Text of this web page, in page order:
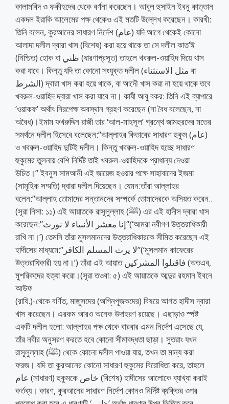
কালামবিদ ও ফকীহদের থেকে বর্ণনা করেছেন। আবুল হুসাইন ইবনু কাত্তান
একদল ইরাকি আলেমের পক্ষ থেকেও এই মতটি উল্লেখ করেছেন। কারখী:
তিনি বলেন, কুরআনের সাধারণ নির্দেশ (عام) যদি আগে থেকেই কোনো
আলাদা দলীল দ্বারা খাস (বিশেষ) করা হয়ে থাকে তা সে দলীল কাত’ঈ
(নিশ্চিত) হোক বা ظني (ধারণাপ্রসূত) তাহলে খবরুল-ওয়াহিদ দিয়ে খাস
করা যাবে। কিন্তু যদি তা কোনো সংযুক্ত দলীল (مثل الاستثناء বা
الشرط) দ্বারা খাস করা হয়ে থাকে, বা আদৌ খাস করা না হয়ে থাকে তবে
খবরুল-ওয়াহিদ দ্বারা খাস করা যাবে না। কাযী আবু বকর: তিনি এই ব্যাপারে
‘ওয়াকফ’ অর্থাৎ নিরপেক্ষ অবস্থান গ্রহণ করেছেন (না বৈধ বলেছেন, না
অবৈধ)।ইমাম ফখরুদ্দিন রাজী তার ‘আল-মাহসূল’ গ্রন্থে জামহুরদের মতের
সমর্থনে দলীল হিসেবে বলেছেন:”আল্লাহর কিতাবের সাধারণ হুকুম (عام)
ও খবরুল-ওয়াহিদ দুটিই দলীল। কিন্তু খবরুল-ওয়াহিদ হচ্ছে সাধারণ
হুকুমের তুলনায় বেশি নির্দিষ্ট তাই খবরুল-ওয়াহিদকে প্রাধান্য দেওয়া
উচিত।” ইবনুস সামআনী এই জায়েজ হওয়ার পক্ষে সাহাবাদের ইজমা
(সামূহিক সম্মতি) দ্বারা দলীল দিয়েছেন। যেমন:তাঁরা আল্লাহর
বলেন:”আল্লাহ তোমাদের সন্তানদের সম্পর্কে তোমাদেরকে অসিয়ত করেন..
(সূরা নিসা: ১১) এই আয়াতকে রাসূলুল্লাহ (ﷺ) এর এই হাদীস দ্বারা খাস
করেছেন:”إنا معشر الأنبياء لا نورث”(‘আমরা নবীগণ উত্তরাধিকারী
রাখি না।’) তেমনি তাঁরা মুসলমানদের উত্তরাধিকারকে সীমিত করেছেন এই
হাদীসের মাধ্যমে:”لا يرث المسلم الكافر”(‘মুসলমান কাফেরের
উত্তরাধিকারী হয় না।’) তাঁরা এই আয়াত فاقتلوا المشركين (অতএব,
মুশরিকদের হত্যা করো।(সূরা তওবা: ৫) এই আয়াতকে আব্দুর রহমান ইবনে
আউফ
(রাযি.)-থেকে বর্ণিত, মাজুসদের (অগ্নিপূজকদের) বিষয়ে আগত হাদীস দ্বারা
খাস করেছেন। এরকম আরও অনেক উদাহরণ রয়েছে। এছাড়াও স্পষ্ট
একটি দলীল হলো: আল্লাহর পক্ষ থেকে বারবার এমন নির্দেশ এসেছে যে,
তাঁর নবীর অনুসরণ করতে হবে কোনো সীমাবদ্ধতা ছাড়া। সুতরাং যখন
রাসূলুল্লাহ (ﷺ) থেকে কোনো দলীল পাওয়া যায়, তখন তা মান্য করা
ফরজ। যদি তা কুরআনের কোনো সাধারণ হুকুমের বিরোধিতা করে, তাহলে
عام (সাধারণ) হুকুমকে خاص (বিশেষ) হাদীসের আলোকে ব্যাখ্যা করাই
কর্তব্য। কারণ, কুরআনের সাধারণ নির্দেশ কোনও নির্দিষ্ট ব্যক্তির ওপর